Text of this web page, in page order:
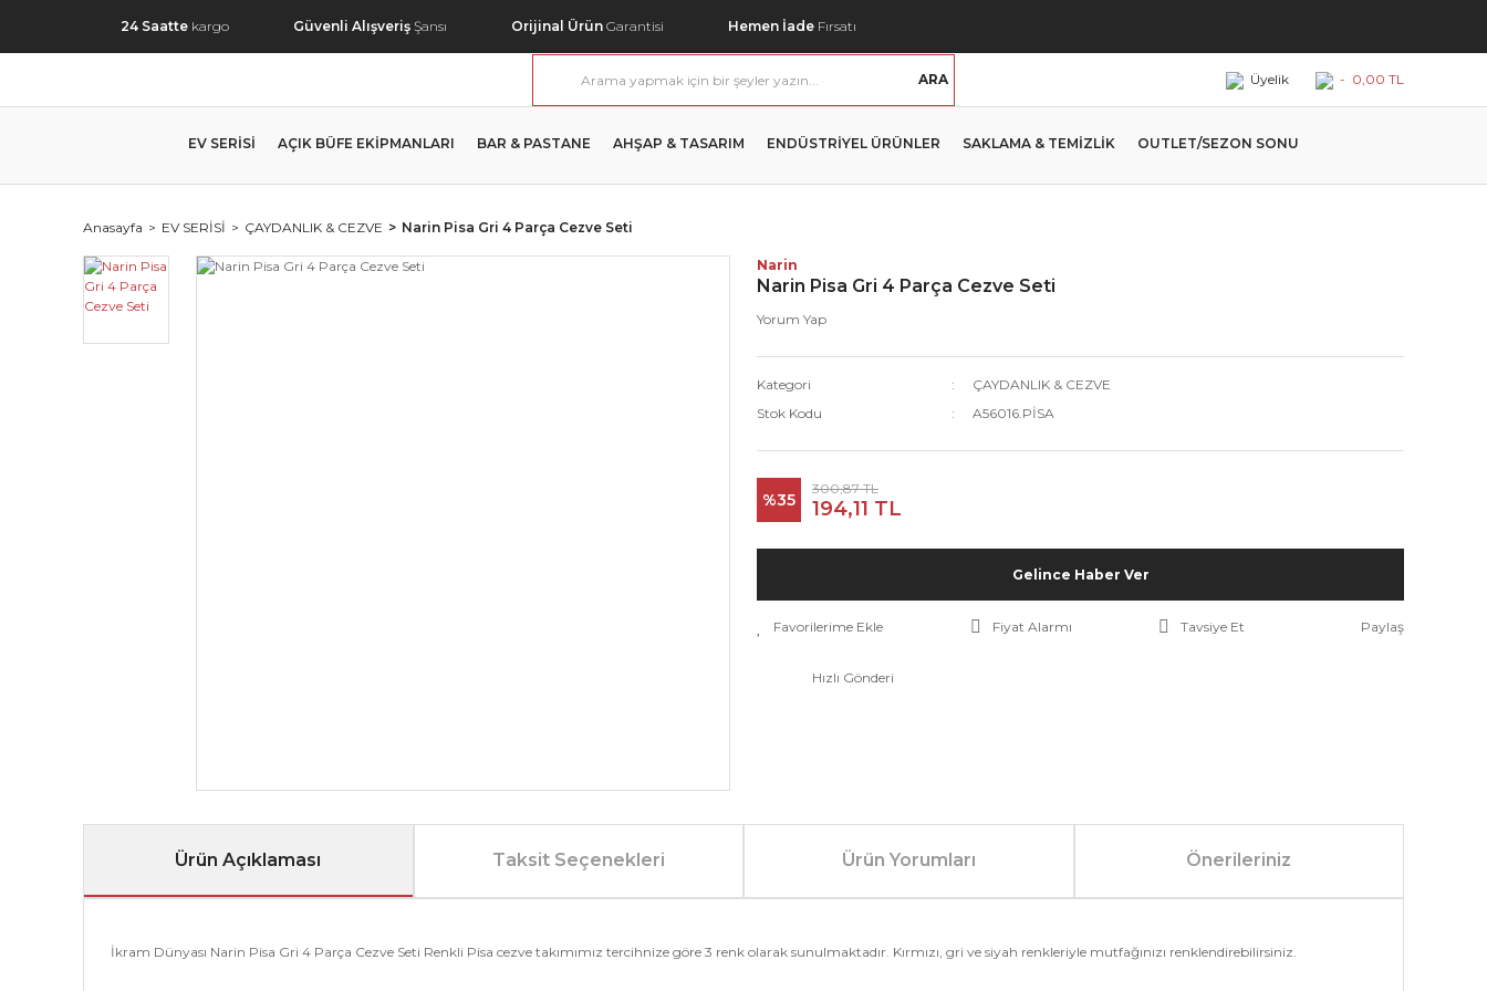
24 Saatte kargo Güvenli Alışveriş Şansı Orijinal Ürün Garantisi Hemen İade Fırsatı
ARA Üyelik - 0,00 TL
EV SERİSİ AÇIK BÜFE EKİPMANLARI BAR & PASTANE AHŞAP & TASARIM ENDÜSTRİYEL ÜRÜNLER SAKLAMA & TEMİZLİK OUTLET/SEZON SONU
Anasayfa EV SERİSİ ÇAYDANLIK & CEZVE Narin Pisa Gri 4 Parça Cezve Seti
Narin
Narin Pisa Gri 4 Parça Cezve Seti
Yorum Yap
Kategori
ÇAYDANLIK & CEZVE
Stok Kodu
A56016.PİSA
%35
300,87 TL
194,11 TL
Gelince Haber Ver
Fiyat Alarmı Tavsiye Et Paylaş
Hızlı Gönderi
Ürün Açıklaması Taksit Seçenekleri Ürün Yorumları Önerileriniz
İkram Dünyası Narin Pisa Gri 4 Parça Cezve Seti Renkli Pisa cezve takımımız tercihnize göre 3 renk olarak sunulmaktadır. Kırmızı, gri ve siyah renkleriyle mutfağınızı renklendirebilirsiniz.